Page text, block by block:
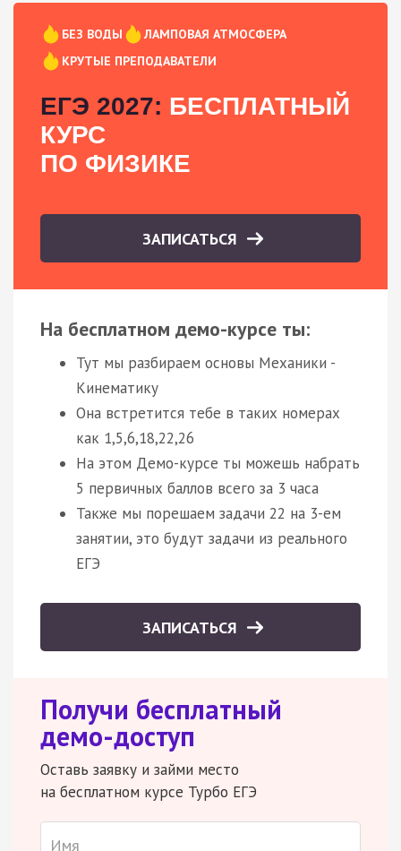
БЕЗ ВОДЫ
ЛАМПОВАЯ АТМОСФЕРА
КРУТЫЕ ПРЕПОДАВАТЕЛИ
ЕГЭ 2027: БЕСПЛАТНЫЙ
КУРС
ПО ФИЗИКЕ
ЗАПИСАТЬСЯ
На бесплатном демо-курсе ты:
Тут мы разбираем основы Механики -
Кинематику
Она встретится тебе в таких номерах
как 1,5,6,18,22,26
На этом Демо-курсе ты можешь набрать
5 первичных баллов всего за 3 часа
Также мы порешаем задачи 22 на 3-ем
занятии, это будут задачи из реального
ЕГЭ
ЗАПИСАТЬСЯ
Получи бесплатный
демо-доступ
Оставь заявку и займи место
на бесплатном курсе Турбо ЕГЭ